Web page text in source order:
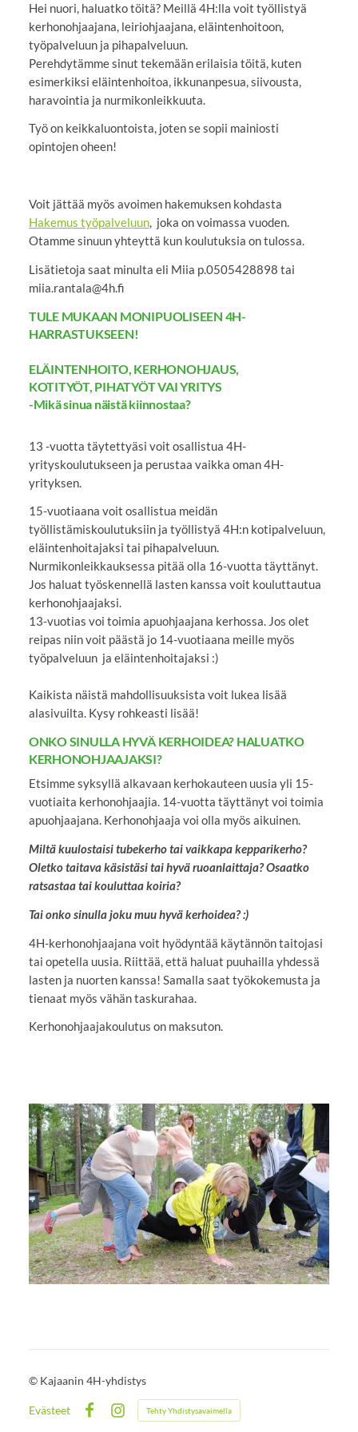
Hei nuori, haluatko töitä? Meillä 4H:lla voit työllistyä
kerhonohjaajana, leiriohjaajana, eläintenhoitoon,
työpalveluun ja pihapalveluun.
Perehdytämme sinut tekemään erilaisia töitä, kuten
esimerkiksi eläintenhoitoa, ikkunanpesua, siivousta,
haravointia ja nurmikonleikkuuta.
Työ on keikkaluontoista, joten se sopii mainiosti
opintojen oheen!
Voit jättää myös avoimen hakemuksen kohdasta
Hakemus työpalveluun, joka on voimassa vuoden.
Otamme sinuun yhteyttä kun koulutuksia on tulossa.
Lisätietoja saat minulta eli Miia p.0505428898 tai
miia.rantala@4h.fi
TULE MUKAAN MONIPUOLISEEN 4H-
HARRASTUKSEEN!
ELÄINTENHOITO, KERHONOHJAUS,
KOTITYÖT, PIHATYÖT VAI YRITYS
-Mikä sinua näistä kiinnostaa?
13 -vuotta täytettyäsi voit osallistua 4H-
yrityskoulutukseen ja perustaa vaikka oman 4H-
yrityksen.
15-vuotiaana voit osallistua meidän
työllistämiskoulutuksiin ja työllistyä 4H:n kotipalveluun,
eläintenhoitajaksi tai pihapalveluun.
Nurmikonleikkauksessa pitää olla 16-vuotta täyttänyt.
Jos haluat työskennellä lasten kanssa voit kouluttautua
kerhonohjaajaksi.
13-vuotias voi toimia apuohjaajana kerhossa. Jos olet
reipas niin voit päästä jo 14-vuotiaana meille myös
työpalveluun ja eläintenhoitajaksi :)
Kaikista näistä mahdollisuuksista voit lukea lisää
alasivuilta. Kysy rohkeasti lisää!
ONKO SINULLA HYVÄ KERHOIDEA? HALUATKO
KERHONOHJAAJAKSI?
Etsimme syksyllä alkavaan kerhokauteen uusia yli 15-
vuotiaita kerhonohjaajia. 14-vuotta täyttänyt voi toimia
apuohjaajana. Kerhonohjaaja voi olla myös aikuinen.
Miltä kuulostaisi tubekerho tai vaikkapa kepparikerho?
Oletko taitava käsistäsi tai hyvä ruoanlaittaja? Osaatko
ratsastaa tai kouluttaa koiria?
Tai onko sinulla joku muu hyvä kerhoidea? :)
4H-kerhonohjaajana voit hyödyntää käytännön taitojasi
tai opetella uusia. Riittää, että haluat puuhailla yhdessä
lasten ja nuorten kanssa! Samalla saat työkokemusta ja
tienaat myös vähän taskurahaa.
Kerhonohjaajakoulutus on maksuton.
© Kajaanin 4H-yhdistys
Evästeet
Instagram
Tehty Yhdistysavaimella